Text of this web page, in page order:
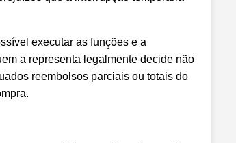
executar as funções e a
a representa legalmente decide não
reembolsos parciais ou totais do